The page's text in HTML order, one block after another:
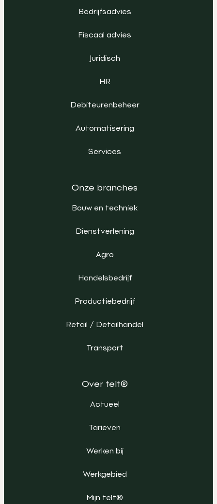
Bedrijfsadvies
Fiscaal advies
Juridisch
HR
Debiteurenbeheer
Automatisering
Services
Onze branches
Bouw en techniek
Dienstverlening
Agro
Handelsbedrijf
Productiebedrijf
Retail / Detailhandel
Transport
Over telt®
Actueel
Tarieven
Werken bij
Werkgebied
Mijn telt®